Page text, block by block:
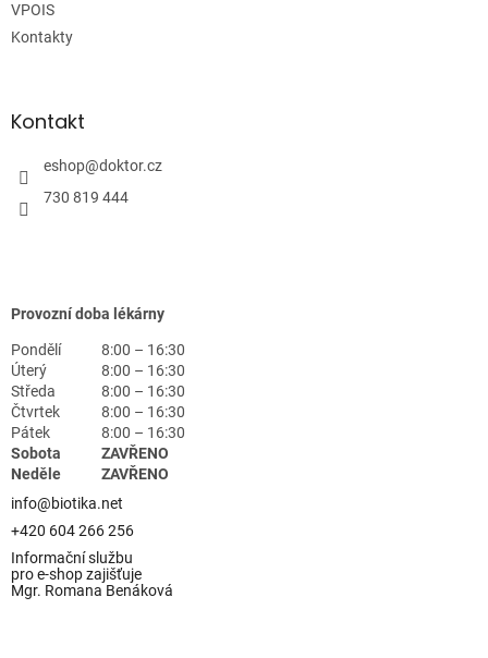
VPOIS
Kontakty
Kontakt
eshop@doktor.cz
730 819 444
Provozní doba lékárny
Pondělí
8:00 – 16:30
Úterý
8:00 – 16:30
Středa
8:00 – 16:30
Čtvrtek
8:00 – 16:30
Pátek
8:00 – 16:30
Sobota
ZAVŘENO
Neděle
ZAVŘENO
info@biotika.net
+420 604 266 256
Informační službu
pro e-shop zajišťuje
Mgr. Romana Benáková